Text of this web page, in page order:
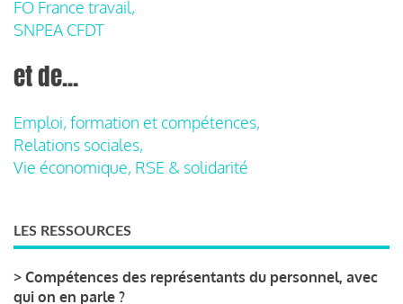
FO France travail,
SNPEA CFDT
et de...
Emploi, formation et compétences,
Relations sociales,
Vie économique, RSE & solidarité
LES RESSOURCES
> Compétences des représentants du personnel, avec
qui on en parle ?